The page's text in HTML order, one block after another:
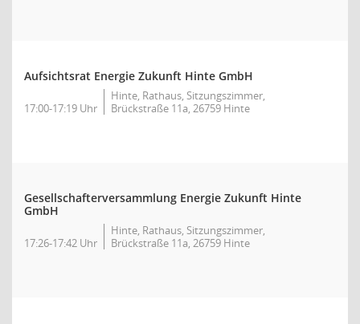
Aufsichtsrat Energie Zukunft Hinte GmbH
17:00-17:19 Uhr
Hinte, Rathaus, Sitzungszimmer,
Brückstraße 11a, 26759 Hinte
Gesellschafterversammlung Energie Zukunft Hinte
GmbH
17:26-17:42 Uhr
Hinte, Rathaus, Sitzungszimmer,
Brückstraße 11a, 26759 Hinte